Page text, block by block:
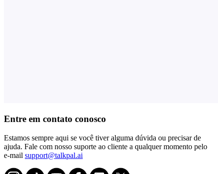
Entre em contato conosco
Estamos sempre aqui se você tiver alguma dúvida ou precisar de
ajuda. Fale com nosso suporte ao cliente a qualquer momento pelo
e-mail support@talkpal.ai